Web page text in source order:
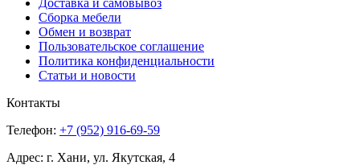
Сборка мебели
Обмен и возврат
Пользовательское соглашение
Политика конфиденциальности
Статьи и новости
Контакты
Телефон: +7 (952) 916-69-59
Адрес: г. Хани, ул. Якутская, 4